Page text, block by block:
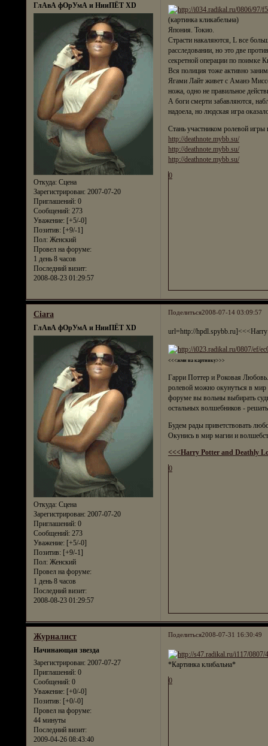
ГлАвА фОрУмА и НииПЁТ XD
Откуда:Сцена
Зарегистрирован: 2007-07-20
Приглашений:0
Сообщений:273
Уважение: [+5/-0]
Позитив: [+9/-1]
Пол:Женский
Провел на форуме:
1 день 8 часов
Последний визит:
2008-08-23 01:29:57
(картинка кликабельна)
Япония. Токио.
Страсти накаляются, L все
расследовании, но это две
секретной операции по поимке
Вся полиция тоже активно
Ягами Лайт живет с Аманэ
ножа, одно не правильное
А боги смерти забавляются,
надоела, но людская игра
Стань участником ролевой игры
http://deathnote.mybb.su/
http://deathnote.mybb.su/
http://deathnote.mybb.su/
0
Поделиться2008-07-14 03:09:57
Ciara
ГлАвА фОрУмА и НииПЁТ XD
Откуда:Сцена
Зарегистрирован: 2007-07-20
Приглашений:0
Сообщений:273
Уважение: [+5/-0]
Позитив: [+9/-1]
Пол:Женский
Провел на форуме:
1 день 8 часов
Последний визит:
2008-08-23 01:29:57
url=http://
<<<жми на картинку>>>
Гарри Поттер и Роковая
ролевой можно окунуться в
форуме вы вольны выбирать
остальных волшебников -
Будем рады приветствовать
Окунись в мир магии и
<<<Harry Potter and Deathly
0
Поделиться2008-07-31 16:30:49
Журналист
Начинающая звезда
Зарегистрирован: 2007-07-27
Приглашений:0
Сообщений:0
Уважение: [+0/-0]
Позитив: [+0/-0]
Провел на форуме:
44 минуты
Последний визит:
2009-04-26 08:43:40
*Картинка клибальна*
0